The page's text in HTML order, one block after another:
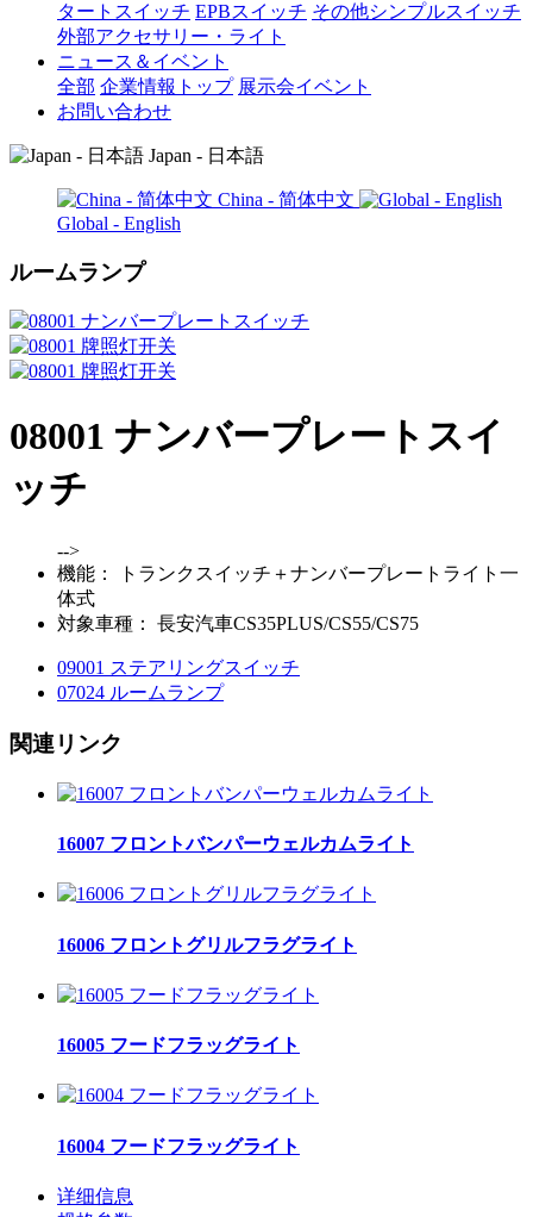
タートスイッチ EPBスイッチ その他シンプルスイッチ
外部アクセサリー・ライト
ニュース＆イベント
全部 企業情報トップ 展示会イベント
お問い合わせ
Japan - 日本語
China - 简体中文
Global - English
ルームランプ
08001 ナンバープレートスイ
ッチ
-->
機能：
トランクスイッチ＋ナンバープレートライト一
体式
対象車種：
長安汽車CS35PLUS/CS55/CS75
09001 ステアリングスイッチ
07024 ルームランプ
関連リンク
16007 フロントバンパーウェルカムライト
16006 フロントグリルフラグライト
16005 フードフラッグライト
16004 フードフラッグライト
详细信息